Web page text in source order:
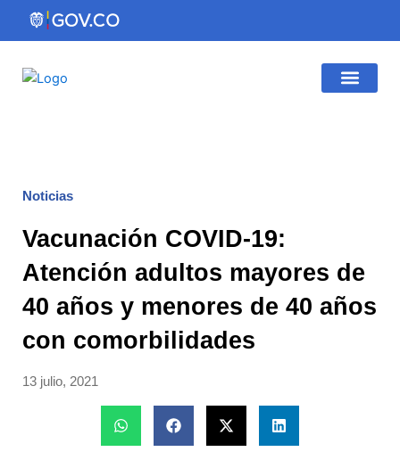
Noticias
Vacunación COVID-19:
Atención adultos mayores de
40 años y menores de 40 años
con comorbilidades
13 julio, 2021